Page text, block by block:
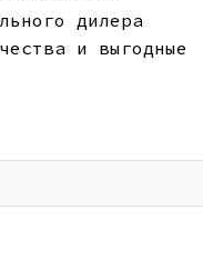
дилера
и выгодные